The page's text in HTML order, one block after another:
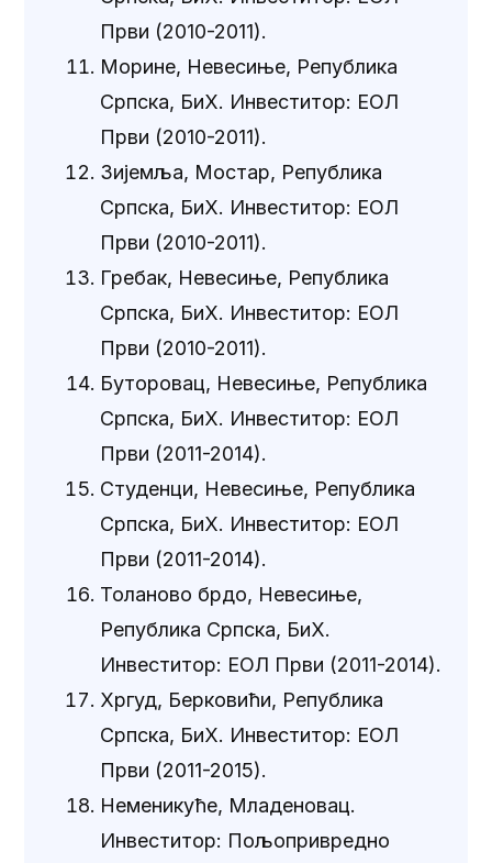
Први (2010-2011).
Морине, Невесиње, Република
Српска, БиХ. Инвеститор: ЕОЛ
Први (2010-2011).
Зијемља, Мостар, Република
Српска, БиХ. Инвеститор: ЕОЛ
Први (2010-2011).
Гребак, Невесиње, Република
Српска, БиХ. Инвеститор: ЕОЛ
Први (2010-2011).
Буторовац, Невесиње, Република
Српска, БиХ. Инвеститор: ЕОЛ
Први (2011-2014).
Студенци, Невесиње, Република
Српска, БиХ. Инвеститор: ЕОЛ
Први (2011-2014).
Толаново брдо, Невесиње,
Република Српска, БиХ.
Инвеститор: ЕОЛ Први (2011-2014).
Хргуд, Берковићи, Република
Српска, БиХ. Инвеститор: ЕОЛ
Први (2011-2015).
Неменикуће, Младеновац.
Инвеститор: Пољопривредно